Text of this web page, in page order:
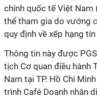
chính quốc tế Việt Nam
thể tham gia do vướng
quy định về xếp hạng
Thông tin này được
tịch Cơ quan điều hành
Nam tại TP. Hồ Chí
trình Café Doanh nhân